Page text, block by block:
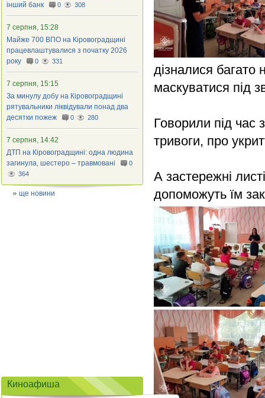
дізналися багато
маскуватися під
Говорили під час
тривоги, про
А застережні
допоможуть їм
інший банк
0 308
7 серпня, 15:28
Майже 700 ВПО на Кіровоградщині
працевлаштувалися з початку 2026
року
0 331
7 серпня, 15:15
За минулу добу на Кіровоградщині
рятувальники ліквідували понад два
десятки пожеж
0 280
7 серпня, 14:42
ДТП на Кіровоградщині: одна людина
загинула, шестеро – травмовані
0
364
ще новини
Киноафиша